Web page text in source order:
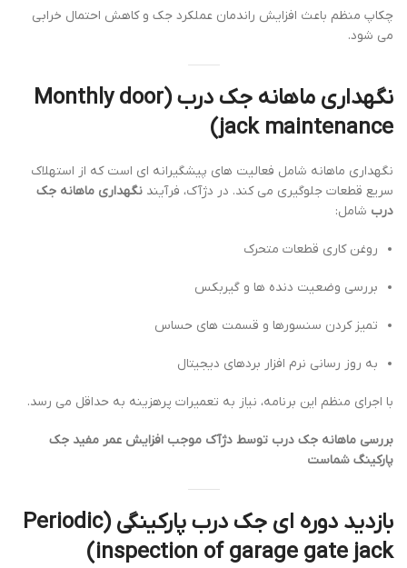
چکاپ منظم باعث افزایش راندمان عملکرد جک و کاهش احتمال خرابی
می شود.
نگهداری ماهانه جک درب (Monthly door
jack maintenance)
نگهداری ماهانه شامل فعالیت های پیشگیرانه ای است که از استهلاک
سریع قطعات جلوگیری می کند. در دژآک، فرآیند نگهداری ماهانه جک
درب شامل:
روغن کاری قطعات متحرک
بررسی وضعیت دنده ها و گیربکس
تمیز کردن سنسورها و قسمت های حساس
به روز رسانی نرم افزار بردهای دیجیتال
با اجرای منظم این برنامه، نیاز به تعمیرات پرهزینه به حداقل می رسد.
بررسی ماهانه جک درب توسط دژآک موجب افزایش عمر مفید جک
پارکینگ شماست
بازدید دوره ای جک درب پارکینگی (Periodic
inspection of garage gate jack)